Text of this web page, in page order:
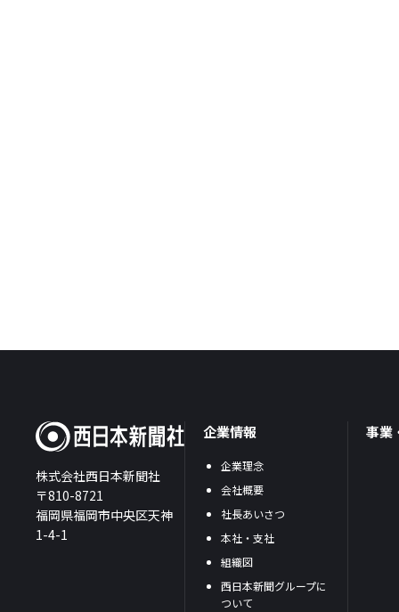
株式会社西日本新聞社
〒810-8721
福岡県福岡市中央区天神
1-4-1
企業情報
企業理念
会社概要
社長あいさつ
本社・支社
組織図
西日本新聞グループに
ついて
事業